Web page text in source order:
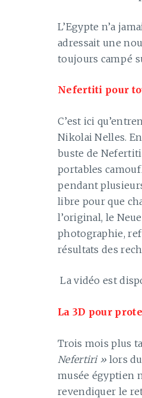
L’Egypte n’a
adressait une
toujours campé
Nefertiti pour
C’est ici
Nikolai Nelles.
buste de Nefertiti
portables
pendant
libre pour que
l’original, le
photographie,
résultats des
La vidéo est
La 3D pour
Trois mois plus
Nefertiri » lors
musée égyptien
revendiquer le